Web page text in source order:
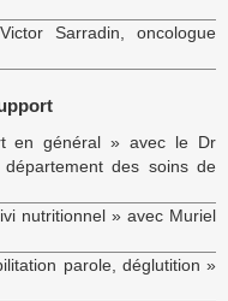
Sarradin, oncologue
en général » avec le Dr
des soins de
nutritionnel » avec Muriel
parole, déglutition »